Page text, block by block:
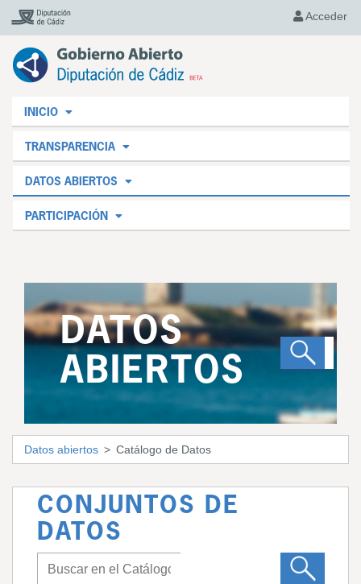
Acceder
INICIO
TRANSPARENCIA
DATOS ABIERTOS
PARTICIPACIÓN
DATOS
ABIERTOS
Datos abiertos Catálogo de Datos
CONJUNTOS DE
DATOS